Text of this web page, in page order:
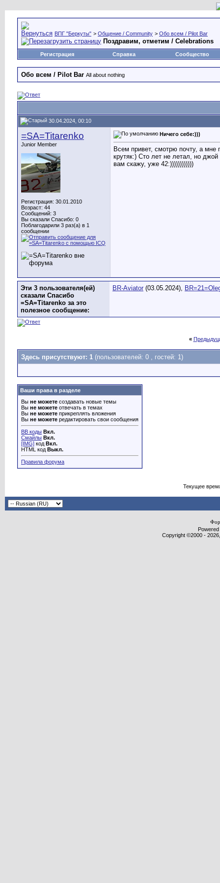
ВПГ "Беркуты" > Общение / Community > Обо всем / Pilot Bar
Поздравим, отметим / Celebrations
Регистрация Справка Сообщество
Обо всем / Pilot Bar All about nothing
30.04.2024, 00:10
=SA=Titarenko
Junior Member
Регистрация: 30.01.2010
Возраст: 44
Сообщений: 3
Вы сказали Спасибо: 0
Поблагодарили 3 раз(а) в 1
сообщении
Ничего себе:)))
Всем привет, смотрю почту, а мне
крутяк:) Сто лет не летал, но
вам скажу, уже 42:))))))))))))
Эти 3 пользователя(ей)
сказали Спасибо
=SA=Titarenko за это
полезное сообщение:
BR-Aviator (03.05.2024),
«
Здесь присутствуют: 1 (пользователей: 0 , гостей: 1)
Ваши права в разделе
Вы не можете создавать новые темы
Вы не можете отвечать в темах
Вы не можете прикреплять вложения
Вы не можете редактировать свои сообщения
BB коды Вкл.
Смайлы Вкл.
[IMG] код Вкл.
HTML код Выкл.
Правила форума
Текущее
Copyright ©2000 -